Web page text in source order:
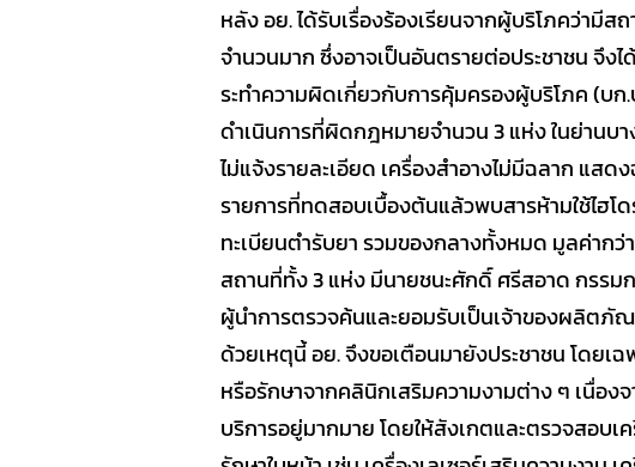
หลัง อย. ได้รับเรื่องร้องเรียนจากผู้บริโภคว่า
จำนวนมาก ซึ่งอาจเป็นอันตรายต่อประชาชน จึง
ระทำความผิดเกี่ยวกับการคุ้มครองผู้บริโภค (บ
ดำเนินการที่ผิดกฎหมายจำนวน 3 แห่ง ในย่านบ
ไม่แจ้งรายละเอียด เครื่องสำอางไม่มีฉลาก แ
รายการที่ทดสอบเบื้องต้นแล้วพบสารห้ามใช้ไฮ
ทะเบียนตำรับยา รวมของกลางทั้งหมด มูลค่าก
สถานที่ทั้ง 3 แห่ง มีนายชนะศักดิ์ ศรีสอาด กรร
ผู้นำการตรวจค้นและยอมรับเป็นเจ้าของผลิตภั
ด้วยเหตุนี้ อย. จึงขอเตือนมายังประชาชน โดยเฉ
หรือรักษาจากคลินิกเสริมความงามต่าง ๆ เนื่อง
บริการอยู่มากมาย โดยให้สังเกตและตรวจสอบเ